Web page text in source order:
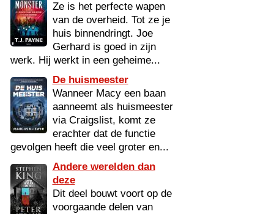
Ze is het perfecte wapen
van de overheid. Tot ze je
huis binnendringt. Joe
Gerhard is goed in zijn
werk. Hij werkt in een geheime...
De huismeester
Wanneer Macy een baan
aanneemt als huismeester
via Craigslist, komt ze
erachter dat de functie
gevolgen heeft die veel groter en...
Andere werelden dan
deze
Dit deel bouwt voort op de
voorgaande delen van